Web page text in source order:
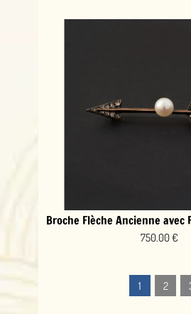
Broche Flèche Ancienne avec
750.00 €
1 2